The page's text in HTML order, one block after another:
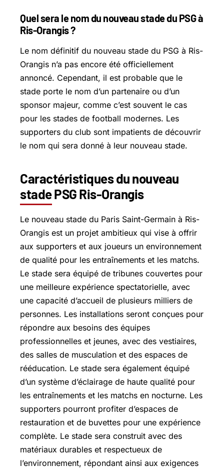
Quel sera le nom du nouveau stade du PSG à
Ris-Orangis ?
Le nom définitif du nouveau stade du PSG à Ris-
Orangis n’a pas encore été officiellement
annoncé. Cependant, il est probable que le
stade porte le nom d’un partenaire ou d’un
sponsor majeur, comme c’est souvent le cas
pour les stades de football modernes. Les
supporters du club sont impatients de découvrir
le nom qui sera donné à leur nouveau stade.
Caractéristiques du nouveau
stade PSG Ris-Orangis
Le nouveau stade du Paris Saint-Germain à Ris-
Orangis est un projet ambitieux qui vise à offrir
aux supporters et aux joueurs un environnement
de qualité pour les entraînements et les matchs.
Le stade sera équipé de tribunes couvertes pour
une meilleure expérience spectatorielle, avec
une capacité d’accueil de plusieurs milliers de
personnes. Les installations seront conçues pour
répondre aux besoins des équipes
professionnelles et jeunes, avec des vestiaires,
des salles de musculation et des espaces de
rééducation. Le stade sera également équipé
d’un système d’éclairage de haute qualité pour
les entraînements et les matchs en nocturne. Les
supporters pourront profiter d’espaces de
restauration et de buvettes pour une expérience
complète. Le stade sera construit avec des
matériaux durables et respectueux de
l’environnement, répondant ainsi aux exigences